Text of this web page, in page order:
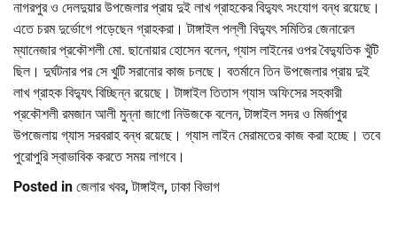
নাগরপুর ও দেলদুয়ার উপজেলার প্রায় দুই লাখ গ্রাহকের বিদ্যুৎ সংযোগ বন্ধ রয়েছে।
এতে চরম দুর্ভোগে পড়েছেন গ্রাহকরা। টাঙ্গাইল পল্লী বিদ্যুৎ সমিতির জেনারেল
ম্যানেজার প্রকৌশলী মো. ছানোয়ার হোসেন বলেন, গ্যাস লাইনের ওপর বৈদ্যুতিক খুঁটি
ছিল। দুর্ঘটনার পর সে খুটি সরানোর কাজ চলছে। বতর্মানে তিন উপজেলার প্রায় দুই
লাখ গ্রাহক বিদ্যুৎ বিচ্ছিন্ন রয়েছে। টাঙ্গাইল তিতাস গ্যাস অফিসের সহকারী
প্রকৌশলী রমজান আলী মুন্না জাগো নিউজকে বলেন, টাঙ্গাইল সদর ও মির্জাপুর
উপজেলায় গ্যাস সরবরাহ বন্ধ রয়েছে। গ্যাস লাইন মেরামতের কাজ করা হচ্ছে। তবে
পুরোপুরি স্বাভাবিক করতে সময় লাগবে।
Posted in জেলার খবর,টাঙ্গাইল, ঢাকা বিভাগ